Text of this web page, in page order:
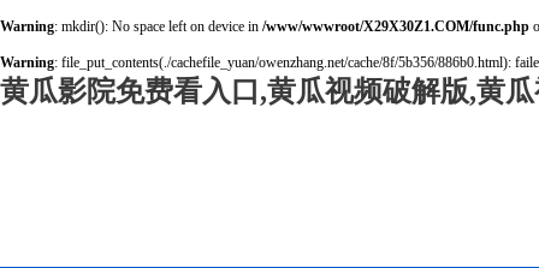
Warning: mkdir(): No space left on device in /www/wwwroot/X29X30Z1.COM/func.php
Warning: file_put_contents(./cachefile_yuan/owenzhang.net/cache/8f/5b356/886b0.html):
黄瓜影院免费看入口,黄瓜视频破解版,黄